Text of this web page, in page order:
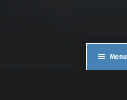
Menu